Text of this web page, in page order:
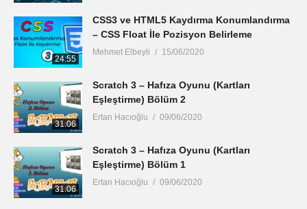
24:55
CSS3 ve HTML5 Kaydırma Konumlandırma
– CSS Float İle Pozisyon Belirleme
Mehmet Elbeyli 15/06/2020
31:06
Scratch 3 – Hafıza Oyunu (Kartları
Eşleştirme) Bölüm 2
Ertan Hacıoğlu 09/06/2020
31:06
Scratch 3 – Hafıza Oyunu (Kartları
Eşleştirme) Bölüm 1
Ertan Hacıoğlu 09/06/2020